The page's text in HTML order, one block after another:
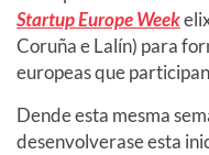
Startup Europe Week
Coruña e Lalín) para
europeas que
Dende esta mesma
desenvolverase esta